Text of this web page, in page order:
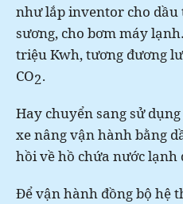
như lắp inventor cho dầu
sương, cho bơm máy
triệu Kwh, tương đương
CO2.
Hay chuyển sang sử
xe nâng vận hành bằng
hồi về hồ chứa nước lạnh
Để vận hành đồng bộ hệ